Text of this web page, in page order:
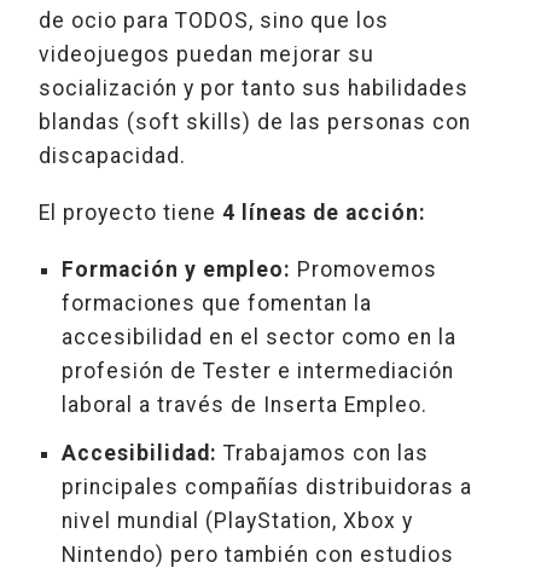
de ocio para TODOS, sino que los
videojuegos puedan mejorar su
socialización y por tanto sus habilidades
blandas (soft skills) de las personas con
discapacidad.
El proyecto tiene 4 líneas de acción:
Formación y empleo: Promovemos
formaciones que fomentan la
accesibilidad en el sector como en la
profesión de Tester e intermediación
laboral a través de Inserta Empleo.
Accesibilidad: Trabajamos con las
principales compañías distribuidoras a
nivel mundial (PlayStation, Xbox y
Nintendo) pero también con estudios